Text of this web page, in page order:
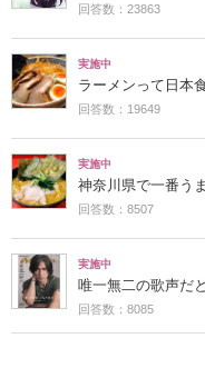
回答数：23863
実施中
ラーメンって日本
回答数：19649
実施中
神奈川県で一番う
回答数：8507
実施中
唯一無二の歌声だ
回答数：8085